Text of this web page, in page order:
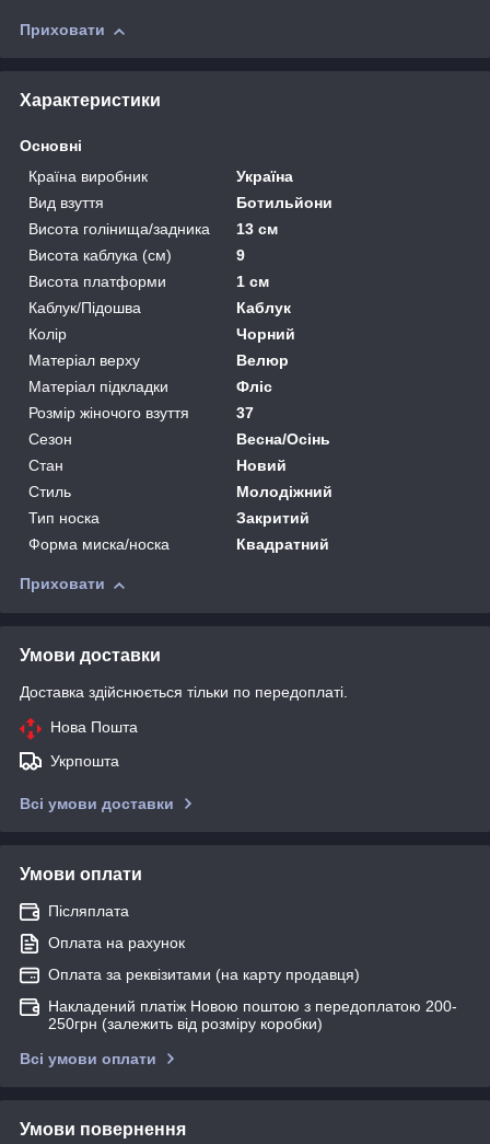
Приховати
Характеристики
Основні
Країна виробник
Україна
Вид взуття
Ботильйони
Висота голінища/задника
13 см
Висота каблука (см)
9
Висота платформи
1 см
Каблук/Підошва
Каблук
Колір
Чорний
Матеріал верху
Велюр
Матеріал підкладки
Фліс
Розмір жіночого взуття
37
Сезон
Весна/Осінь
Стан
Новий
Стиль
Молодіжний
Тип носка
Закритий
Форма миска/носка
Квадратний
Приховати
Умови доставки
Доставка здійснюється тільки по передоплаті.
Нова Пошта
Укрпошта
Всі умови доставки
Умови оплати
Післяплата
Оплата на рахунок
Оплата за реквізитами (на карту продавця)
Накладений платіж Новою поштою з передоплатою 200-
250грн (залежить від розміру коробки)
Всі умови оплати
Умови повернення